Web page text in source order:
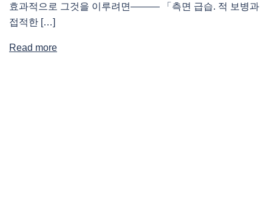
효과적으로 그것을 이루려면――― 「측면 급습. 적 보병과
접적한 […]
Read more